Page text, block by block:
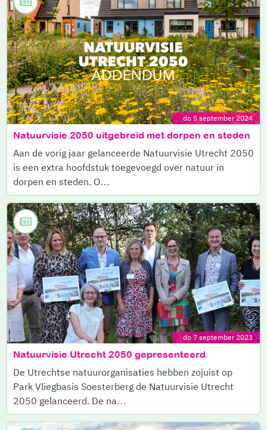
do 5 september 2024
Natuurvisie 2050 uitgebreid met dorpen en steden
Aan de vorig jaar gelanceerde Natuurvisie Utrecht 2050
is een extra hoofdstuk toegevoegd over natuur in
dorpen en steden. O…
do 7 september 2023
Natuurvisie Utrecht 2050 gepresenteerd
De Utrechtse natuurorganisaties hebben zojuist op
Park Vliegbasis Soesterberg de Natuurvisie Utrecht
2050 gelanceerd. De na…